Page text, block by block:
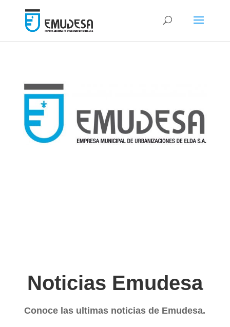
Noticias Emudesa
Conoce las ultimas noticias de Emudesa.